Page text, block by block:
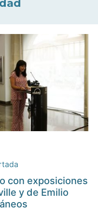
con exposiciones
y de Emilio